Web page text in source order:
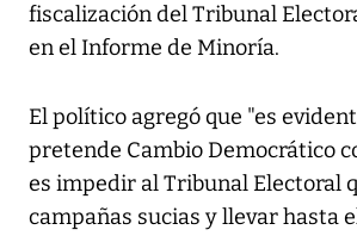
fiscalización del Tribunal
en el Informe de Minoría.
El político agregó que "es
pretende Cambio Democrático
es impedir al Tribunal Electoral
campañas sucias y llevar hasta